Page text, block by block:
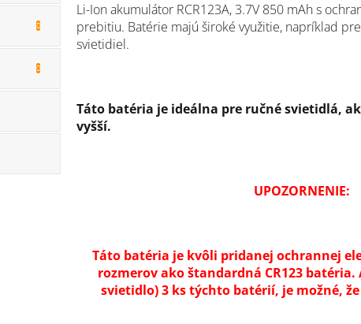
Li-Ion akumulátor RCR123A, 3.7V 850 mAh s
prebitiu. Batérie majú široké využitie, napríklad
svietidiel.
Táto batéria je ideálna pre ručné svietidlá,
vyšší.
UPOZORNENIE:
Táto batéria je kvôli pridanej ochrannej
rozmerov ako štandardná CR123
svietidlo) 3 ks týchto batérií, je možné,